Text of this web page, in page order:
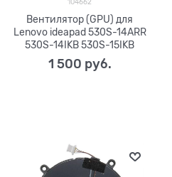
104662
Вентилятор (GPU) для
Lenovo ideapad 530S-14ARR
530S-14IKB 530S-15IKB
Air15IKB XiaoXin Pro15 14
серии Sunon EG50040S1-
1 500 руб.